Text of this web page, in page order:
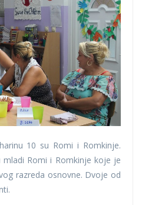
10 su Romi i Romkinje.
Romi i Romkinje koje je
razreda osnovne. Dvoje od